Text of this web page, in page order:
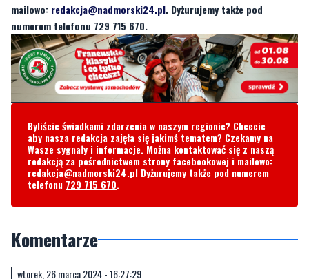
Byliście świadkami zdarzenia w naszym regionie? Chcecie
aby nasza redakcja zajęła się jakimś tematem? Czekamy na
Wasze sygnały i informacje. Można kontaktować się z naszą
redakcja@nadmorski24.plDyżurujemy także pod numerem
telefonu729 715 670.
Komentarze
Jako ciekawostka to może być. Jednak trzeba wziąć pod uwagę,
19 3 Zgłoś komentarz Odpowiedz na komentarz